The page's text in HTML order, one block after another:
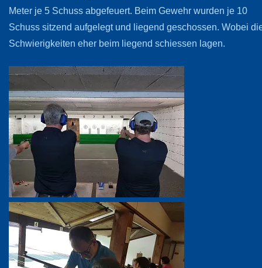
Meter je 5 Schuss abgefeuert. Beim Gewehr wurden je 10
Schuss sitzend aufgelegt und liegend geschossen. Wobei
Schwierigkeiten eher beim liegend schiessen lagen.